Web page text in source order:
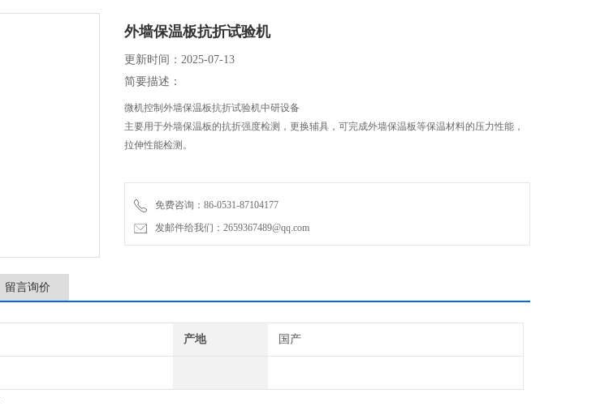
外墙保温板抗折试验机
更新时间：2025-07-13
简要描述：
微机控制外墙保温板抗折试验机中研设备
主要用于外墙保温板的抗折强度检测，更换辅具，可完成外墙保温板等保温材料的压力性能，
拉伸性能检测。
免费咨询：86-0531-87104177
发邮件给我们：2659367489@qq.com
留言询价
产地 国产